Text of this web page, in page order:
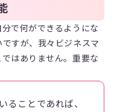
で何ができるようにな
すが、我々ビジネスマ
はありません。重要な
ることであれば、